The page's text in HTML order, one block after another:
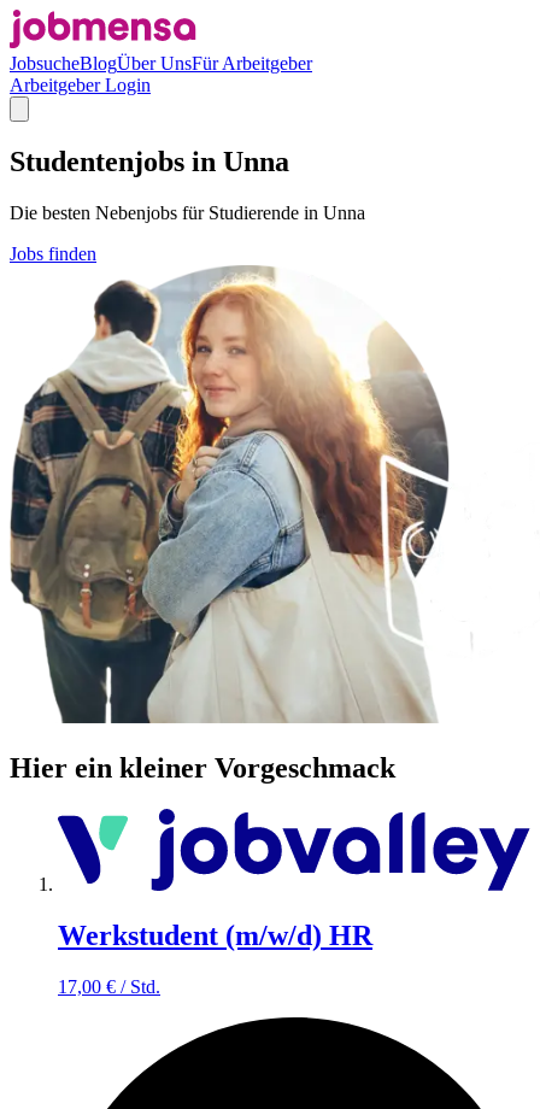
JobsucheBlogÜber UnsFür Arbeitgeber
Arbeitgeber Login
Studentenjobs in Unna
Die besten Nebenjobs für Studierende in Unna
Jobs finden
Hier ein kleiner Vorgeschmack
Werkstudent (m/w/d) HR
17,00 € / Std.